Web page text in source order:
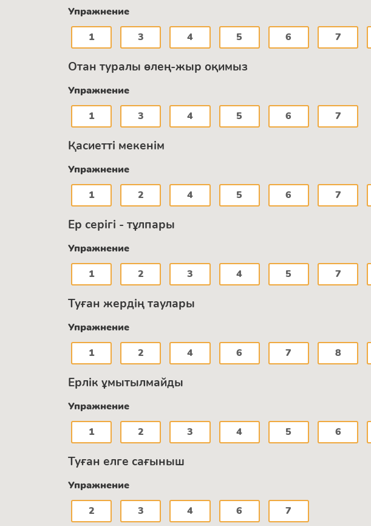
Упражнение
1
3 4 5 6 7
Отан туралы өлең-жыр оқимыз
Упражнение
1
3 4 5 6 7
Қасиетті мекенім
Упражнение
1
2 4 5 6 7
Ер серігі - тұлпары
Упражнение
1
2 3 4 5 7
Туған жердің таулары
Упражнение
1
2 4 6 7 8
Ерлік ұмытылмайды
Упражнение
1
2 3 4 5 6
Туған елге сағыныш
Упражнение
2
3 4 6 7